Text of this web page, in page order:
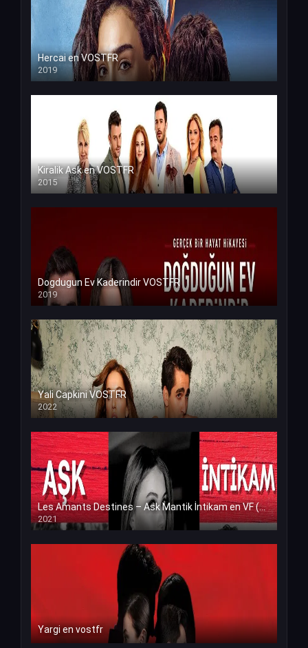
Hercai en VOSTFR
2019
Kiralik Ask en VOSTFR
2015
Dogdugun Ev Kaderindir VOSTFR
2019
Yali Capkini VOSTFR
2022
Les Amants Destines – Ask Mantik İntikam en VF (Voix Francaise)
2021
Yargi en vostfr